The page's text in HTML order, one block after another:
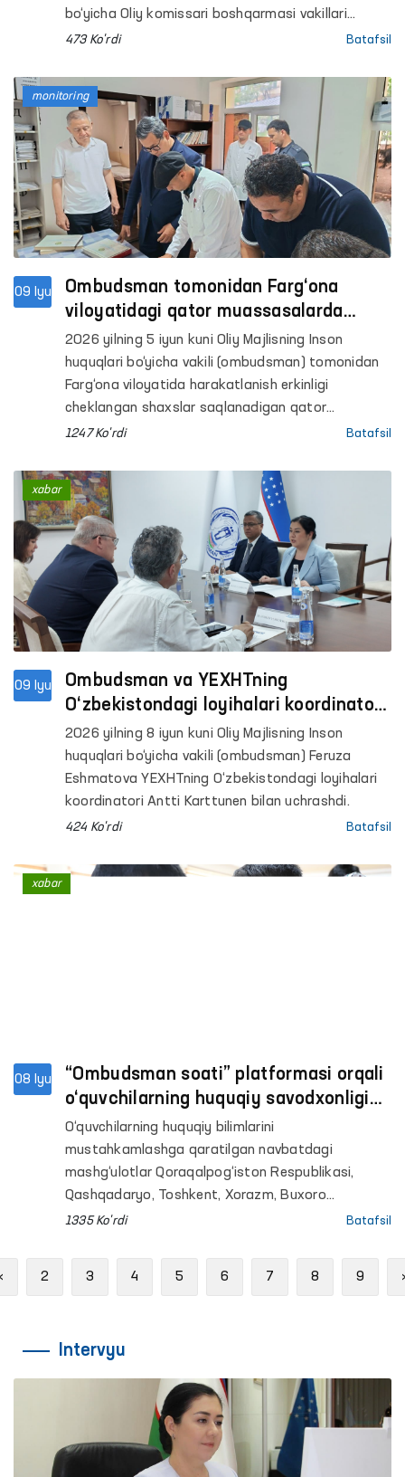
bo‘yicha Oliy komissari boshqarmasi vakillari
ishtirokida onlayn uchrashuv bo‘lib o‘tdi.
473 Ko'rdi Batafsil
09 Iyu
Ombudsman tomonidan Farg‘ona
viloyatidagi qator muassasalarda
saqlash sharoitlari o‘rganildi
2026 yilning 5 iyun kuni Oliy Majlisning Inson
huquqlari bo‘yicha vakili (ombudsman) tomonidan
Farg‘ona viloyatida harakatlanish erkinligi
cheklangan shaxslar saqlanadigan qator
muassasalarga monitoring tashriflari amalga
1247 Ko'rdi Batafsil
monitoring
09 Iyu
Ombudsman va YEXHTning
O‘zbekistondagi loyihalari koordinatori
o‘rtasidagi hamkorlik yo‘nalishlari
muhokama qilindi
2026 yilning 8 iyun kuni Oliy Majlisning Inson
huquqlari bo‘yicha vakili (ombudsman) Feruza
Eshmatova YEXHTning O‘zbekistondagi loyihalari
koordinatori Antti Karttunen bilan uchrashdi.
424 Ko'rdi Batafsil
xabar
08 Iyu
“Ombudsman soati” platformasi orqali
o‘quvchilarning huquqiy savodxonligi
oshirilmoqda
O‘quvchilarning huquqiy bilimlarini
mustahkamlashga qaratilgan navbatdagi
mashg‘ulotlar Qoraqalpog‘iston Respublikasi,
Qashqadaryo, Toshkent, Xorazm, Buxoro
viloyatlari hamda Toshkent shahridagi umumta’lim
1335 Ko'rdi Batafsil
xabar
Previous
2 3 4 5 6 7 8 9
Intervyu